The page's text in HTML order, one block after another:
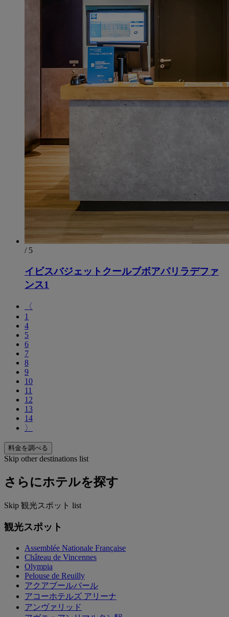
/ 5
イビスバジェットクールブボアパリラデファ
ンス1
〈
1
4
5
6
7
8
9
10
11
12
13
14
〉
料金を調べる
Skip other destinations list
さらにホテルを探す
Skip 観光スポット list
観光スポット
Assemblée Nationale Française
Château de Vincennes
Olympia
Pelouse de Reuilly
アクアブールバール
アコーホテルズ アリーナ
アンヴァリッド